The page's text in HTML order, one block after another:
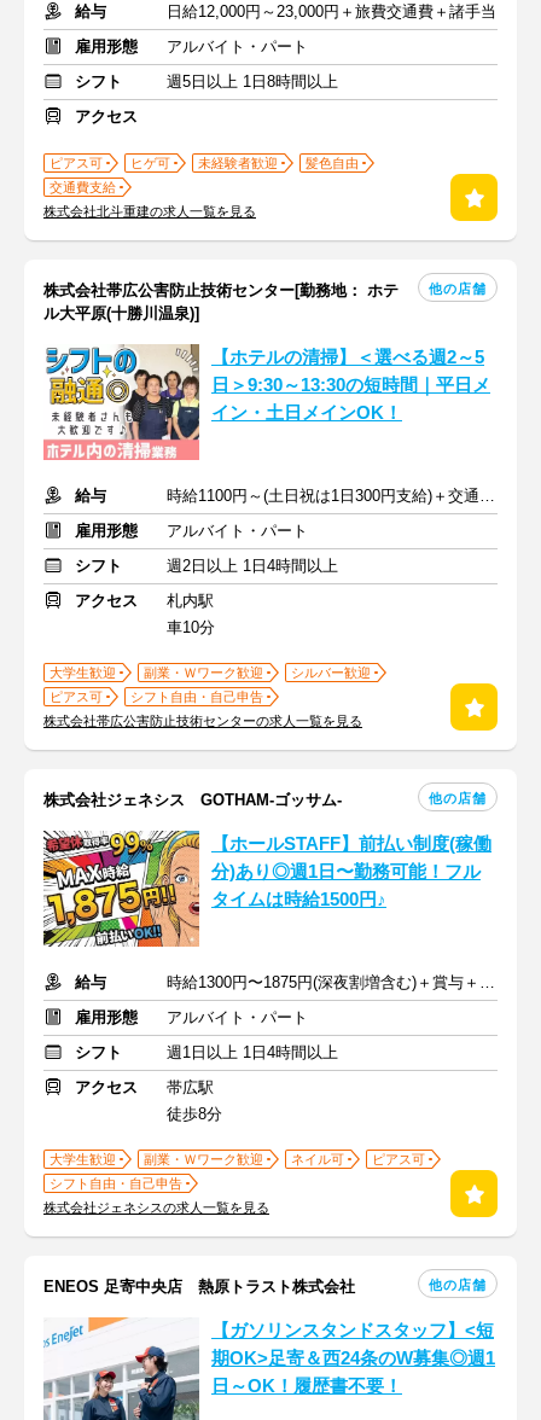
給与
日給12,000円～23,000円＋旅費交通費＋諸手当
雇用形態
アルバイト・パート
シフト
週5日以上 1日8時間以上
アクセス
ピアス可 ヒゲ可 未経験者歓迎
髪色自由
交通費支給
株式会社北斗重建の求人一覧を見る
株式会社帯広公害防止技術センター[勤務地： ホテ
ル大平原(十勝川温泉)]
他の店舗
【ホテルの清掃】＜選べる週2～5
日＞9:30～13:30の短時間｜平日メ
イン・土日メインOK！
給与
時給1100円～(土日祝は1日300円支給)＋交通費規定支給
雇用形態
アルバイト・パート
シフト
週2日以上 1日4時間以上
アクセス
札内駅
車10分
大学生歓迎 副業・Ｗワーク歓迎
シルバー歓迎
ピアス可
シフト自由・自己申告
株式会社帯広公害防止技術センターの求人一覧を見る
株式会社ジェネシス GOTHAM-ゴッサム- 他の店舗
【ホールSTAFF】前払い制度(稼働
分)あり◎週1日〜勤務可能！フル
タイムは時給1500円♪
給与
時給1300円〜1875円(深夜割増含む)＋賞与＋通勤手当
雇用形態
アルバイト・パート
シフト
週1日以上 1日4時間以上
アクセス
帯広駅
徒歩8分
大学生歓迎 副業・Ｗワーク歓迎 ネイル可
ピアス可
シフト自由・自己申告
株式会社ジェネシスの求人一覧を見る
ENEOS 足寄中央店 熱原トラスト株式会社 他の店舗
【ガソリンスタンドスタッフ】<短
期OK>足寄＆西24条のW募集◎週1
日～OK！履歴書不要！